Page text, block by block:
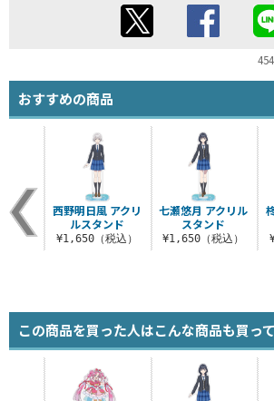
おすすめの商品
七瀬悠月 アクリル
スタンド
¥1,650（税込）
西野明日風 アクリ
ルスタンド
¥1,650（税込）
この商品を買った人はこんな商品も買っ